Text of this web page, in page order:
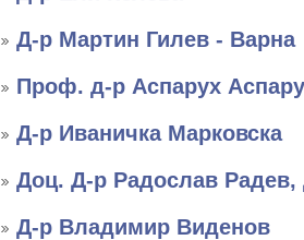
Д-р Мартин Гилев - Варна
Проф. д-р Аспарух
Д-р Иваничка Марковска
Доц. Д-р Радослав
Д-р Владимир Виденов